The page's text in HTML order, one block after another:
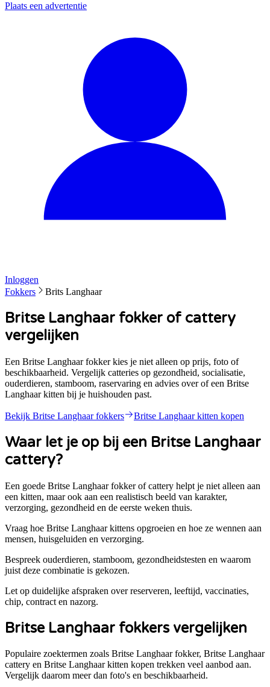
Plaats een advertentie
Inloggen
Fokkers
Brits Langhaar
Britse Langhaar fokker of cattery
vergelijken
Een Britse Langhaar fokker kies je niet alleen op prijs, foto of
beschikbaarheid. Vergelijk catteries op gezondheid, socialisatie,
ouderdieren, stamboom, raservaring en advies over of een Britse
Langhaar kitten bij je huishouden past.
Bekijk Britse Langhaarfokkers Britse Langhaarkitten kopen
Waar let je op bij een Britse Langhaar
cattery?
Een goede Britse Langhaarfokker of cattery helpt je niet alleen aan
een kitten, maar ook aan een realistisch beeld van karakter,
verzorging, gezondheid en de eerste weken thuis.
Vraag hoe Britse Langhaar kittens opgroeien en hoe ze wennen aan
mensen, huisgeluiden en verzorging.
Bespreek ouderdieren, stamboom, gezondheidstesten en waarom
juist deze combinatie is gekozen.
Let op duidelijke afspraken over reserveren, leeftijd, vaccinaties,
chip, contract en nazorg.
Britse Langhaar fokkers vergelijken
Populaire zoektermen zoals Britse Langhaarfokker, Britse Langhaar
cattery en Britse Langhaarkitten kopen trekken veel aanbod aan.
Vergelijk daarom meer dan foto's en beschikbaarheid.